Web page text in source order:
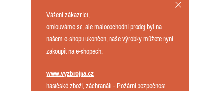
Vážení zákazníci,
omlouváme se, ale maloobchodní prodej byl na
našem e-shopu ukončen, naše výrobky můžete nyní
zakoupit na e-shopech:
www.vyzbrojna.cz
hasičské zboží, záchranáři - Požární bezpečnost